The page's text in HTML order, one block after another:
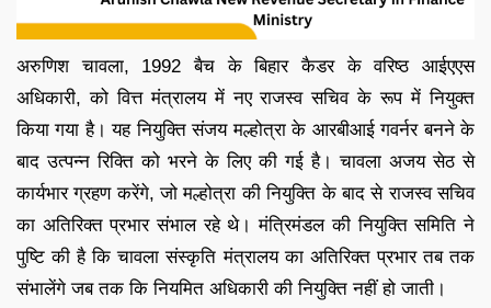
अरुणिश चावला, 1992 बैच के बिहार कैडर के वरिष्ठ आईएएस
अधिकारी, को वित्त मंत्रालय में नए राजस्व सचिव के रूप में नियुक्त
किया गया है। यह नियुक्ति संजय मल्होत्रा के आरबीआई गवर्नर बनने के
बाद उत्पन्न रिक्ति को भरने के लिए की गई है। चावला अजय सेठ से
कार्यभार ग्रहण करेंगे, जो मल्होत्रा की नियुक्ति के बाद से राजस्व सचिव
का अतिरिक्त प्रभार संभाल रहे थे। मंत्रिमंडल की नियुक्ति समिति ने
पुष्टि की है कि चावला संस्कृति मंत्रालय का अतिरिक्त प्रभार तब तक
संभालेंगे जब तक कि नियमित अधिकारी की नियुक्ति नहीं हो जाती।